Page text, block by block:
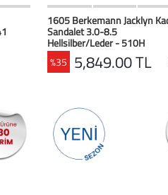
HIZLI BAK
1605 Berkemann Jacklyn
Sandalet 3.0-8.5
Hellsilber/Leder - 510H
%35 5,849.00 TL